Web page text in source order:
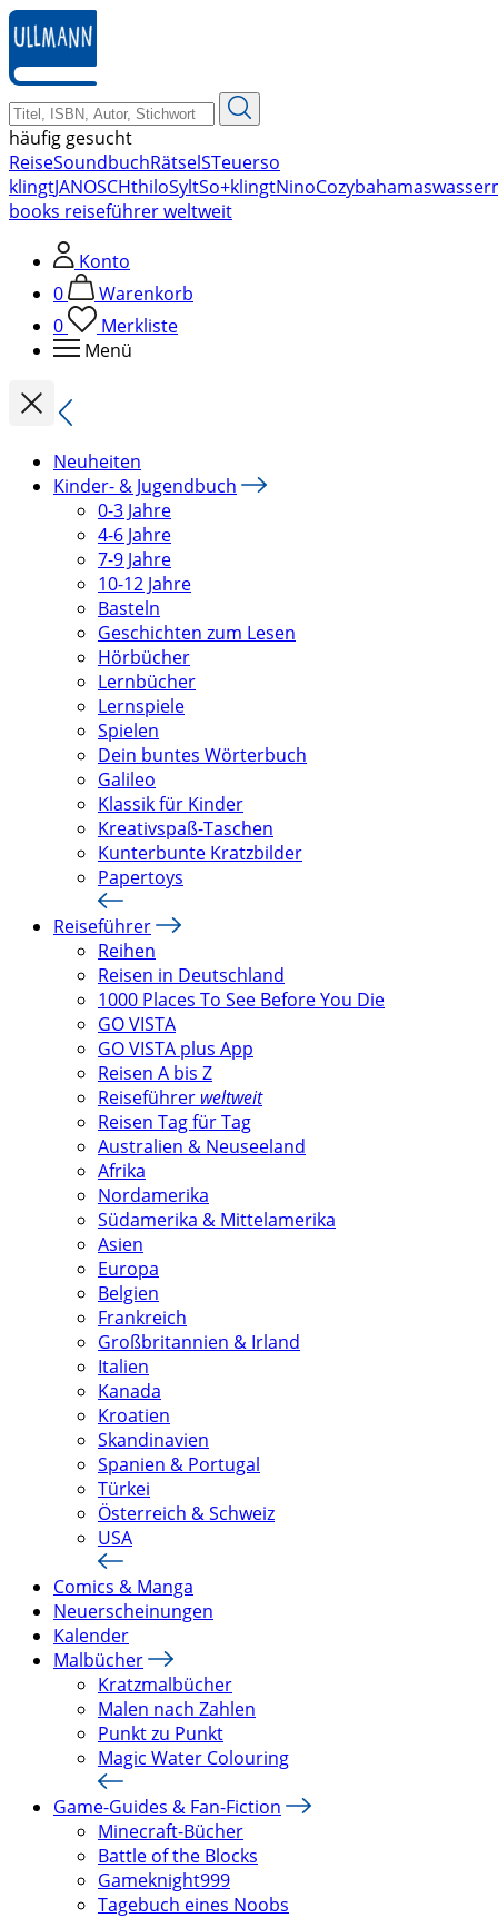
zum
Hauptinhalt
springen
häufig gesucht
ReiseSoundbuchRätselSTeuerso
klingtJANOSCHthiloSyltSo+klingtNinoCozybahamas
books reiseführer weltweit
Konto
0
Warenkorb
0
Merkliste
Menü
Neuheiten
Kinder- & Jugendbuch
0-3 Jahre
4-6 Jahre
7-9 Jahre
10-12 Jahre
Basteln
Geschichten zum Lesen
Hörbücher
Lernbücher
Lernspiele
Spielen
Dein buntes Wörterbuch
Galileo
Klassik für Kinder
Kreativspaß-Taschen
Kunterbunte Kratzbilder
Papertoys
Reiseführer
Reihen
Reisen in Deutschland
1000 Places To See Before You Die
GO VISTA
GO VISTA plus App
Reisen A bis Z
Reiseführer weltweit
Reisen Tag für Tag
Australien & Neuseeland
Afrika
Nordamerika
Südamerika & Mittelamerika
Asien
Europa
Belgien
Frankreich
Großbritannien & Irland
Italien
Kanada
Kroatien
Skandinavien
Spanien & Portugal
Türkei
Österreich & Schweiz
USA
Comics & Manga
Neuerscheinungen
Kalender
Malbücher
Kratzmalbücher
Malen nach Zahlen
Punkt zu Punkt
Magic Water Colouring
Game-Guides & Fan-Fiction
Minecraft-Bücher
Battle of the Blocks
Gameknight999
Tagebuch eines Noobs